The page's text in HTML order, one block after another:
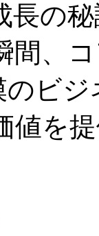
長の
間、
のビ
値を